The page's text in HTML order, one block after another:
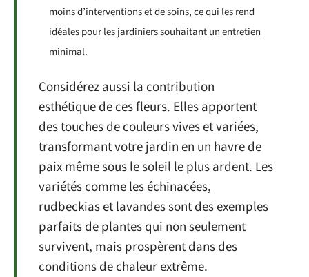
moins d’interventions et de soins, ce qui les rend
idéales pour les jardiniers souhaitant un entretien
minimal.
Considérez aussi la contribution
esthétique de ces fleurs. Elles apportent
des touches de couleurs vives et variées,
transformant votre jardin en un havre de
paix même sous le soleil le plus ardent. Les
variétés comme les échinacées,
rudbeckias et lavandes sont des exemples
parfaits de plantes qui non seulement
survivent, mais prospèrent dans des
conditions de chaleur extrême.